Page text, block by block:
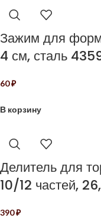
Зажим для форм
4 см, сталь
60₽
В корзину
Делитель для
10/12 частей,
390₽